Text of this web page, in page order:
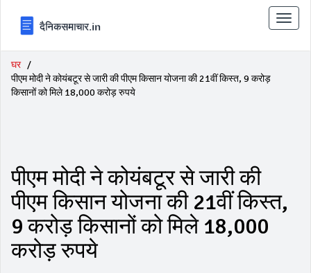
टॉगल
से
घर
पीएम मोदी ने कोयंबटूर से जारी की पीएम किसान योजना की 21वीं किस्त, 9 करोड़
किसानों को मिले 18,000 करोड़ रुपये
पीएम मोदी ने कोयंबटूर से जारी की
पीएम किसान योजना की 21वीं किस्त,
9 करोड़ किसानों को मिले 18,000
करोड़ रुपये